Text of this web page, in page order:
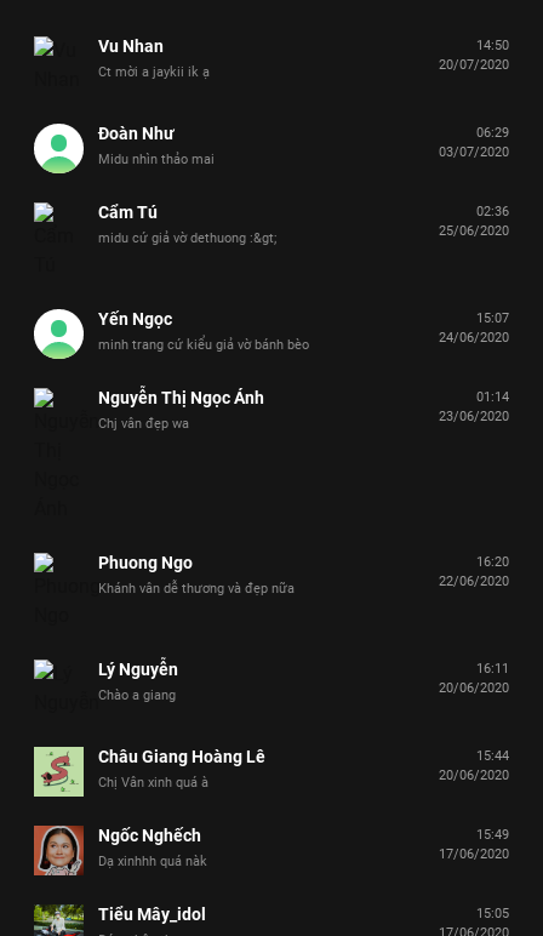
Vu Nhan
Ct mời a jaykii ik ạ
14:50
20/07/2020
Đoàn Như
Midu nhìn thảo mai
06:29
03/07/2020
Cẩm Tú
midu cứ giả vờ dethuong :&gt;
02:36
25/06/2020
Yến Ngọc
minh trang cứ kiểu giả vờ bánh bèo
15:07
24/06/2020
Nguyễn Thị Ngọc Ánh
Chj vân đẹp wa
01:14
23/06/2020
Phuong Ngo
Khánh vân dễ thương và đẹp nữa
16:20
22/06/2020
Lý Nguyễn
Chào a giang
16:11
20/06/2020
Châu Giang Hoàng Lê
Chị Vân xinh quá à
15:44
20/06/2020
Ngốc Nghếch
Dạ xinhhh quá nàk
15:49
17/06/2020
Tiểu Mây_idol
15:05
17/06/2020